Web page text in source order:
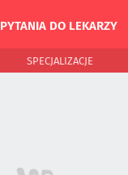
PYTANIA DO LEKARZY
SPECJALIZACJE